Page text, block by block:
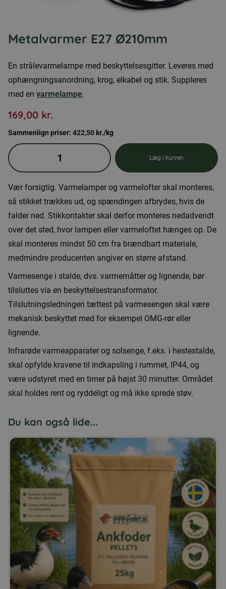
Metalvarmer E27 Ø210mm
En strålevarmelampe med beskyttelsesgitter. Leveres med
ophængningsanordning, krog, elkabel og stik. Suppleres
med en varmelampe.
169,00 kr.
Sammenlign priser: 422,50 kr./kg
Metalvarmer
E27
antal
Læg i kurven
Vær forsigtig. Varmelamper og varmelofter skal monteres,
så stikket trækkes ud, og spændingen afbrydes, hvis de
falder ned. Stikkontakter skal derfor monteres nedadvendt
over det sted, hvor lampen eller varmeloftet hænges op. De
skal monteres mindst 50 cm fra brændbart materiale,
medmindre producenten angiver en større afstand.
Varmesenge i stalde, dvs. varmemåtter og lignende, bør
tilsluttes via en beskyttelsestransformator.
Tilslutningsledningen tættest på varmesengen skal være
mekanisk beskyttet med for eksempel OMG-rør eller
lignende.
Infrarøde varmeapparater og solsenge, f.eks. i hestestalde,
skal opfylde kravene til indkapsling i rummet, IP44, og
være udstyret med en timer på højst 30 minutter. Området
skal holdes rent og ryddeligt og må ikke sprede støv.
Du kan også lide...